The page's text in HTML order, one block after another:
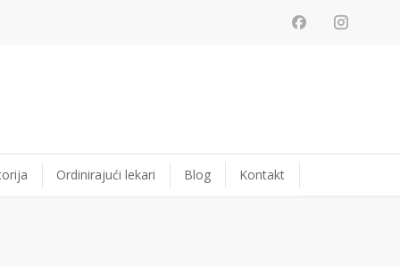
Ordinirajući lekari Blog Kontakt